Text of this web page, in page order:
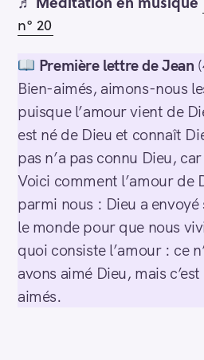
n° 20
Première lettre de Jean
Bien-aimés, aimons-nous
puisque l’amour vient de
est né de Dieu et connaît
pas n’a pas connu Dieu,
Voici comment l’amour de
parmi nous : Dieu a
le monde pour que nous
quoi consiste l’amour : ce
avons aimé Dieu, mais
aimés.